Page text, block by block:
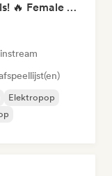
Who Run the World? Girls! 🔥 Female Empowerment Pop & Girl-Power Anthems
Elektropop